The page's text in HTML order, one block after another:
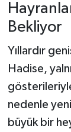
Bekliyor
Yıllardır
Hadise,
nedenle
büyük bir